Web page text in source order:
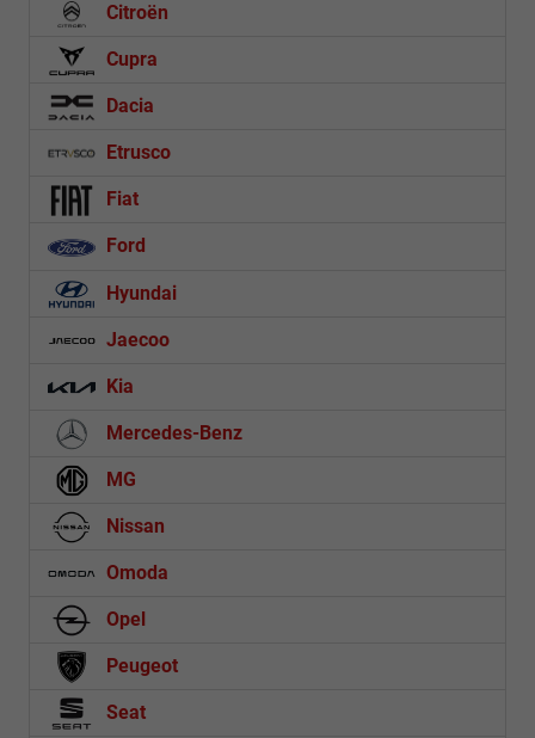
Citroën
Cupra
Dacia
Etrusco
Fiat
Ford
Hyundai
Jaecoo
Kia
Mercedes-Benz
MG
Nissan
Omoda
Opel
Peugeot
Seat